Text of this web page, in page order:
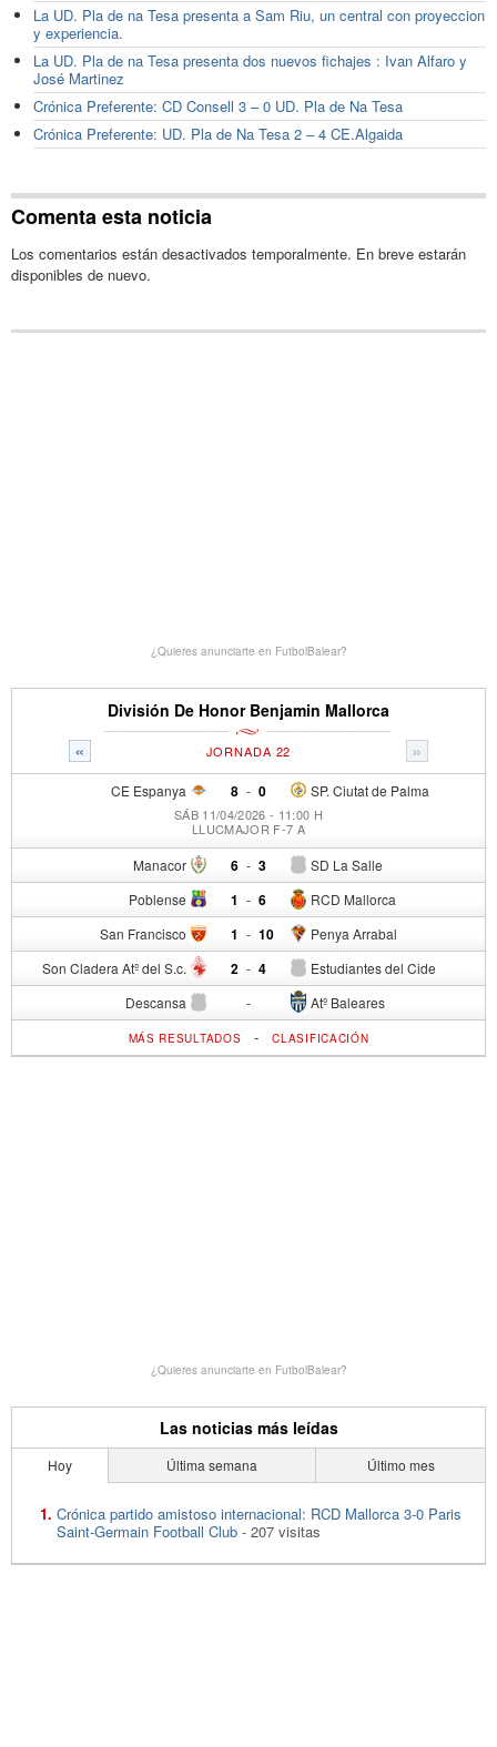
La UD. Pla de na Tesa presenta a Sam Riu, un central con proyeccion
y experiencia.
La UD. Pla de na Tesa presenta dos nuevos fichajes : Ivan Alfaro y
José Martinez
Crónica Preferente: CD Consell 3 – 0 UD. Pla de Na Tesa
Crónica Preferente: UD. Pla de Na Tesa 2 – 4 CE.Algaida
Comenta esta noticia
Los comentarios están desactivados temporalmente. En breve estarán
disponibles de nuevo.
¿Quieres anunciarte en FutbolBalear?
División De Honor Benjamin Mallorca
« »
JORNADA 22
CE Espanya 8 - SP. Ciutat de Palma
0
SÁB 11/04/2026 - 11:00 H
LLUCMAJOR F-7 A
Manacor 6 - SD La Salle
3
Poblense 1 - RCD Mallorca
6
San Francisco 1 - Penya Arrabal
10
Son Cladera Atº del S.c. 2 - Estudiantes del Cide
4
Descansa - Atº Baleares
MÁS RESULTADOS -CLASIFICACIÓN
¿Quieres anunciarte en FutbolBalear?
Las noticias más leídas
Hoy Última semana Último mes
Crónica partido amistoso internacional: RCD Mallorca 3-0 Paris
Saint-Germain Football Club - 207 visitas